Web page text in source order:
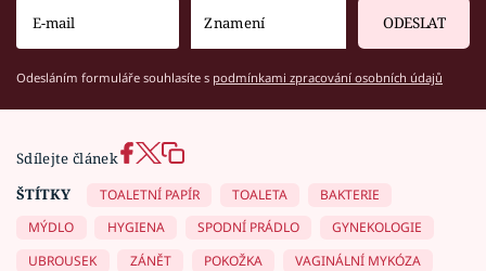
ODESLAT
Odesláním formuláře souhlasíte s podmínkami zpracování osobních údajů
Sdílejte článek
ŠTÍTKY
TOALETNÍ PAPÍR TOALETA
BAKTERIE
MÝDLO
HYGIENA SPODNÍ PRÁDLO
GYNEKOLOGIE
UBROUSEK
ZÁNĚT POKOŽKA VAGINÁLNÍ MYKÓZA